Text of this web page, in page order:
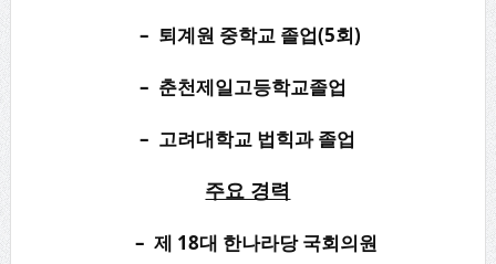
– 퇴계원 중학교 졸업(5회)
– 춘천제일고등학교졸업
– 고려대학교 법힉과 졸업
주요 경력
– 제 18대 한나라당 국회의원